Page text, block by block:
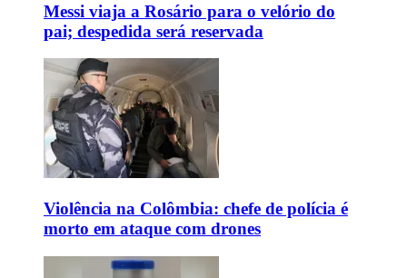
Messi viaja a Rosário para o velório do
pai; despedida será reservada
Violência na Colômbia: chefe de polícia é
morto em ataque com drones